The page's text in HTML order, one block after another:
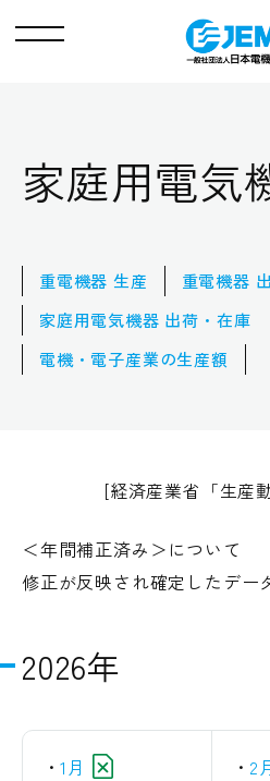
メ
家庭用電気
重電機器 生産
重電機器
家庭用電気機器 出荷・在庫
電機・電子産業の生産額
[経済産業省「生産
＜年間補正済み＞について
修正が反映され確定したデー
2026年
1月 2